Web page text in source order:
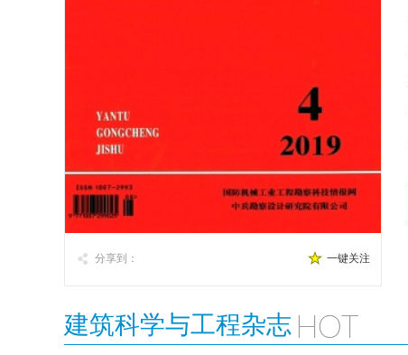
分享到： 一键关注
建筑科学与工程杂志